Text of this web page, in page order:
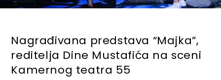
Nagrađivana predstava “Majka”,
reditelja Dine Mustafića na sceni
Kamernog teatra 55